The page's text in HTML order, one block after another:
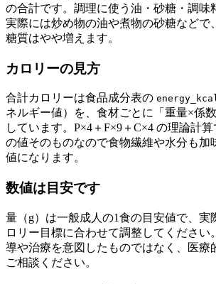
の合計です。調理に使う油・砂糖・調味
実際には炒め物の油や煮物の砂糖などで
糖質はやや増えます。
カロリーの見方
合計カロリーは食品成分表の
ネルギー値）を、食材ごとに「重量×係
しています。P×4＋F×9＋C×4 の理論計
の値そのものなので食物繊維や水分も加
値になります。
数値は目安です
量（g）は一般成人の1食の目安値で、実
ロリー目標に合わせて調整してください
導や治療を意図したものではなく、医療
ご相談ください。